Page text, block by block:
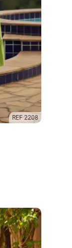
REF 2208